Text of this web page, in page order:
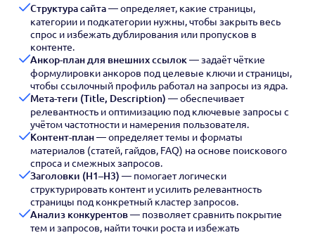
Структура сайта— определяет, какие страницы,
категории и подкатегории нужны, чтобы закрыть весь
спрос и избежать дублирования или пропусков в
контенте.
Анкор-план для внешних ссылок— задаёт чёткие
формулировки анкоров под целевые ключи и страницы,
чтобы ссылочный профиль работал на запросы из ядра.
Мета-теги (Title, Description) — обеспечивает
релевантность и оптимизацию под ключевые запросы с
учётом частотности и намерения пользователя.
Контент-план— определяет темы и форматы
материалов (статей, гайдов, FAQ) на основе поискового
спроса и смежных запросов.
Заголовки (H1–H3) — помогает логически
структурировать контент и усилить релевантность
страницы под конкретный кластер запросов.
Анализ конкурентов— позволяет сравнить покрытие
тем и запросов, найти точки роста и избежать